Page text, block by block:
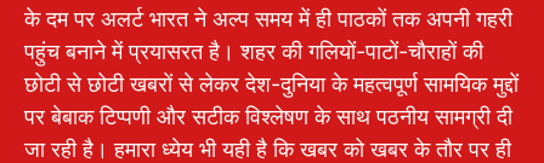
के दम पर अलर्ट भारत ने अल्प समय में ही पाठकों तक अपनी गहरी
पहुंच बनाने में प्रयासरत है। शहर की गलियों-पाटों-चौराहों की
छोटी से छोटी खबरों से लेकर देश-दुनिया के महत्वपूर्ण सामयिक मुद्दों
पर बेबाक टिप्पणी और सटीक विश्लेषण के साथ पठनीय सामग्री दी
जा रही है। हमारा ध्येय भी यही है कि खबर को खबर के तौर पर ही